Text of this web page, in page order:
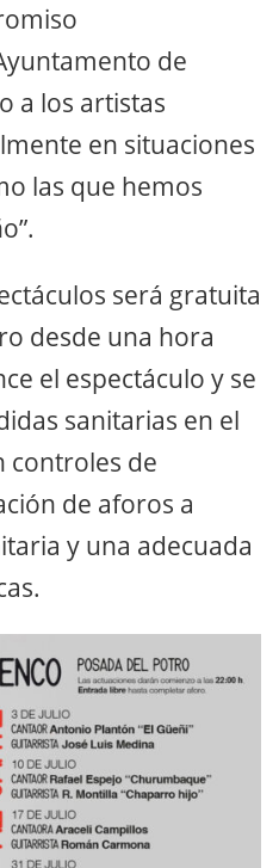
de
a los artistas
en situaciones
las que hemos
será gratuita
desde una hora
el espectáculo y se
sanitarias en el
controles de
de aforos a
y una adecuada